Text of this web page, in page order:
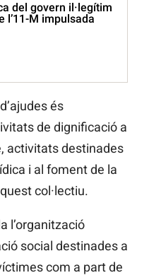
del govern il·legítim
l’11-M impulsada
és
de dignificació a
activitats destinades
i al foment de la
col·lectiu.
l’organització
social destinades a
com a part de